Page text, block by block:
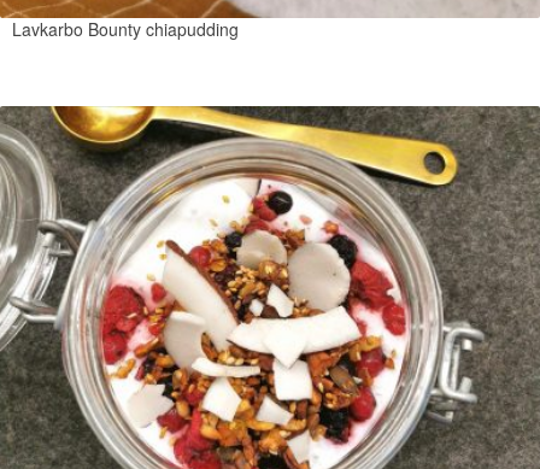
Lavkarbo Bounty chiapudding